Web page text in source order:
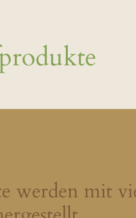
werden mit